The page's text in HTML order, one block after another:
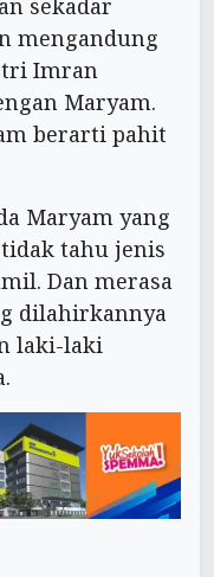
sekadar
mengandung
Imran
Maryam.
berarti pahit
Maryam yang
tahu jenis
Dan merasa
dilahirkannya
laki-laki